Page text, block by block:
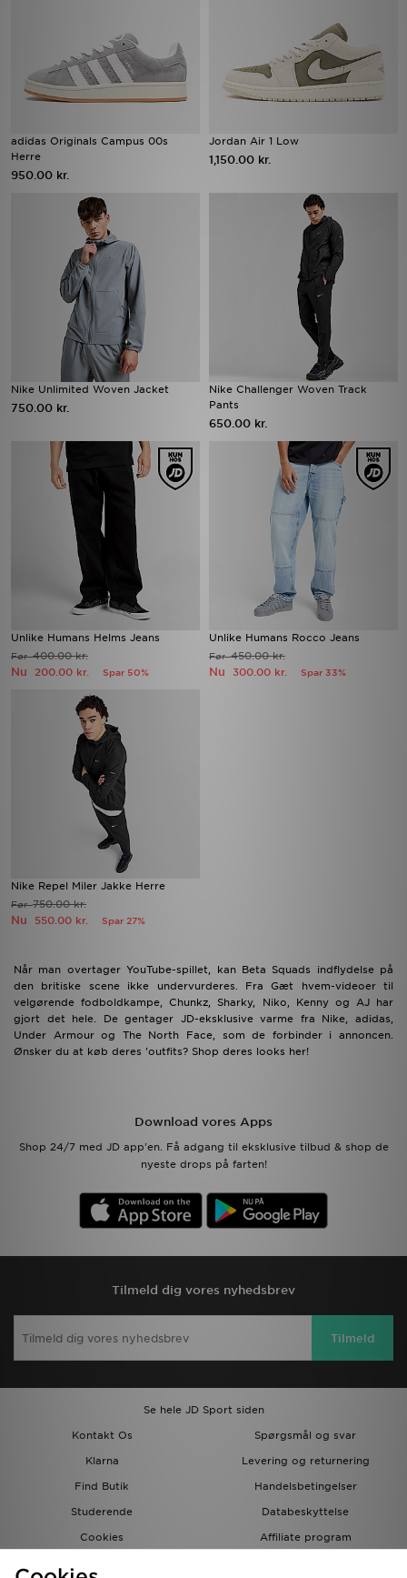
adidas Originals Campus 00s
Herre
950.00 kr.
Jordan Air 1 Low
1,150.00 kr.
Nike Unlimited Woven Jacket
750.00 kr.
Nike Challenger Woven Track
Pants
650.00 kr.
Unlike Humans Helms Jeans
Før400.00 kr.
Nu 200.00 kr. Spar 50%
Unlike Humans Rocco Jeans
Før450.00 kr.
Nu 300.00 kr. Spar 33%
Nike Repel Miler Jakke Herre
Før750.00 kr.
Nu 550.00 kr. Spar 27%
Når man overtager YouTube-spillet, kan Beta Squads indflydelse på
den britiske scene ikke undervurderes. Fra Gæt hvem-videoer til
velgørende fodboldkampe, Chunkz, Sharky, Niko, Kenny og AJ har
gjort det hele. De gentager JD-eksklusive varme fra Nike, adidas,
Under Armour og The North Face, som de forbinder i annoncen.
Ønsker du at køb deres 'outfits? Shop deres looks her!
Download vores Apps
Shop 24/7 med JD app'en. Få adgang til eksklusive tilbud & shop de
nyeste drops på farten!
Tilmeld dig vores nyhedsbrev
Tilmeld
Se hele JD Sport siden
Kontakt Os
Spørgsmål og svar
Klarna
Levering og returnering
Find Butik
Handelsbetingelser
Studerende
Databeskyttelse
Cookies
Affiliate program